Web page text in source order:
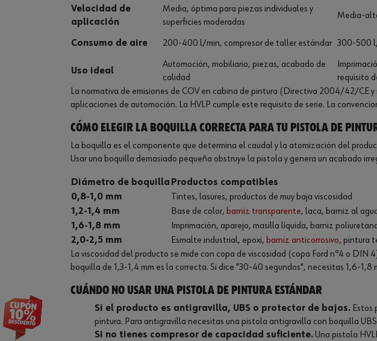
Velocidad de
aplicación
Media, óptima para piezas individuales y
superficies moderadas
Media-
Consumo de aire 200-400 l/min, compresor de taller estándar 300-500
Uso ideal
Automoción, mobiliario, piezas, acabado de
calidad
requisito
La normativa de emisiones de COV en cabina de pintura (Directiva 2004/42/CE
aplicaciones de automoción. La HVLP cumple este requisito de serie. La
Cómo elegir la boquilla correcta para tu pistola de
La boquilla es el componente que determina el caudal y la atomización del
Usar una boquilla demasiado pequeña obstruye la pistola y genera un acabado
Diámetro de boquilla Productos compatibles
0,8-1,0 mm
Tintes, lasures, productos de muy baja viscosidad
1,2-1,4 mm
Base de color, barniz transparente, laca, barniz al
1,6-1,8 mm
Imprimación, aparejo, masilla líquida, barniz
2,0-2,5 mm
Esmalte industrial, epoxi, barniz anticorrosivo, pintura
La viscosidad del producto se mide con copa de viscosidad (copa Ford nº4 o
boquilla de 1,3-1,4 mm es la correcta. Si dice "30-40 segundos", necesitas 1,6-1,8
Cuándo NO usar una pistola de pintura estándar
Si el producto es antigravilla, UBS o protector de bajos. Estos
pintura. Para antigravilla necesitas una pistola antigravilla con boquilla
Si no tienes compresor de capacidad suficiente.Una pistola